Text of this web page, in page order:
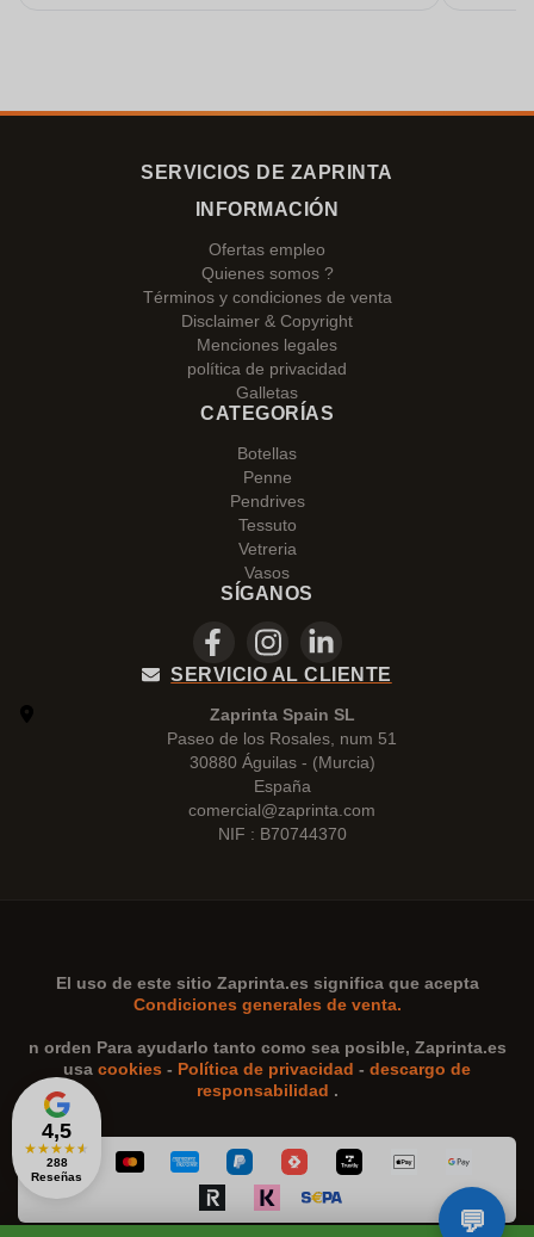
4,5
★★★★★
288
Reseñas
SERVICIOS DE ZAPRINTA
INFORMACIÓN
Ofertas empleo
Quienes somos ?
Términos y condiciones de venta
Disclaimer & Copyright
Menciones legales
política de privacidad
Galletas
CATEGORÍAS
Botellas
Penne
Pendrives
Tessuto
Vetreria
Vasos
SÍGANOS
SERVICIO AL CLIENTE
Zaprinta Spain SL
Paseo de los Rosales, num 51
30880 Águilas - (Murcia)
España
comercial@zaprinta.com
NIF : B70744370
El uso de este sitio Zaprinta.es significa que acepta
Condiciones generales de venta.
n orden Para ayudarlo tanto como sea posible, Zaprinta.es
usa cookies - Política de privacidad - descargo de
responsabilidad .